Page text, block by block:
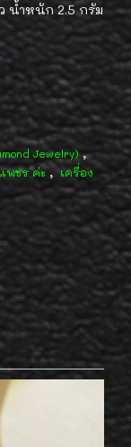
น้ำหนัก 2.5 กรัม
Jewelry) ,
พชร ค่ะ, เครื่อง